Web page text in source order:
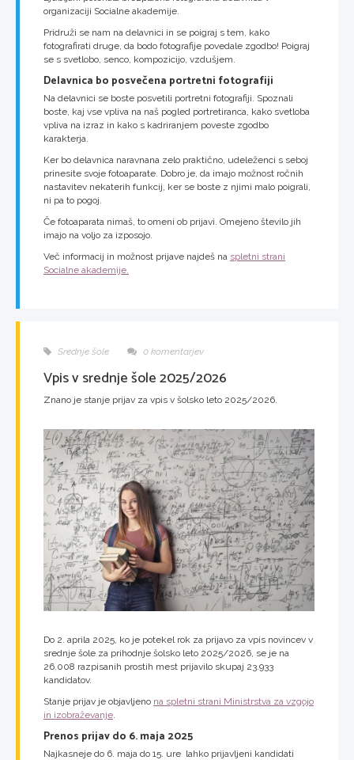
organizaciji Socialne akademije.
Pridruži se nam na delavnici in se poigraj s tem, kako
fotografirati druge, da bodo fotografije povedale zgodbo! Poigraj
se s svetlobo, senco, kompozicijo, vzdušjem.
Delavnica bo posvečena portretni fotografiji
Na delavnici se boste posvetili portretni fotografiji. Spoznali
boste, kaj vse vpliva na naš pogled portretiranca, kako svetloba
vpliva na izraz in kako s kadriranjem poveste zgodbo
karakterja.
Ker bo delavnica naravnana zelo praktično, udeleženci s seboj
prinesite svoje fotoaparate. Dobro je, da imajo možnost ročnih
nastavitev nekaterih funkcij, ker se boste z njimi malo poigrali,
ni pa to pogoj.
Če fotoaparata nimaš, to omeni ob prijavi. Omejeno število jih
imajo na voljo za izposojo.
Več informacij in možnost prijave najdeš na spletni strani
Socialne akademije.
Srednje šole 0 komentarjev
Vpis v srednje šole 2025/2026
Znano je stanje prijav za vpis v šolsko leto 2025/2026.
Do 2. aprila 2025, ko je potekel rok za prijavo za vpis novincev v
srednje šole za prihodnje šolsko leto 2025/2026, se je na
26.008 razpisanih prostih mest prijavilo skupaj 23.933
kandidatov.
Stanje prijav je objavljeno na spletni strani Ministrstva za vzgojo
in izobraževanje
Prenos prijav do 6. maja 2025
Najkasneje do 6. maja do 15. ure lahko prijavljeni kandidati